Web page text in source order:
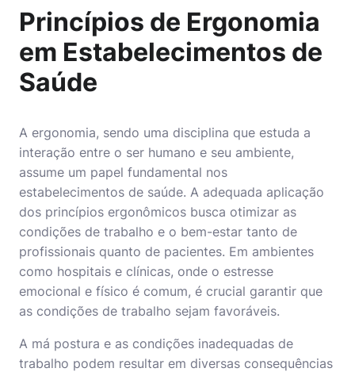
Princípios de Ergonomia
em Estabelecimentos de
Saúde
A ergonomia, sendo uma disciplina que estuda a
interação entre o ser humano e seu ambiente,
assume um papel fundamental nos
estabelecimentos de saúde. A adequada aplicação
dos princípios ergonômicos busca otimizar as
condições de trabalho e o bem-estar tanto de
profissionais quanto de pacientes. Em ambientes
como hospitais e clínicas, onde o estresse
emocional e físico é comum, é crucial garantir que
as condições de trabalho sejam favoráveis.
A má postura e as condições inadequadas de
trabalho podem resultar em diversas consequências